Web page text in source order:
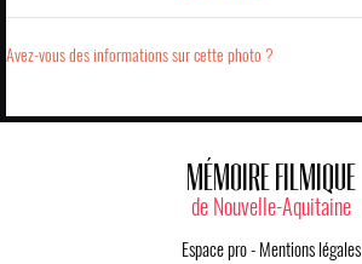
Avez-vous des informations sur cette photo ?
MÉMOIRE FILMIQUE
de Nouvelle-Aquitaine
Espace pro- Mentions légales